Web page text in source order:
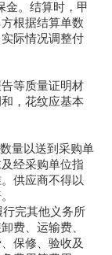
金。结算时，甲
根据结算单数
际情况调整付
等质量证明材
，花纹应基本
量以送到采购单
经采购单位指
供应商不得以
完其他义务所
费、运输费、
保修、验收及